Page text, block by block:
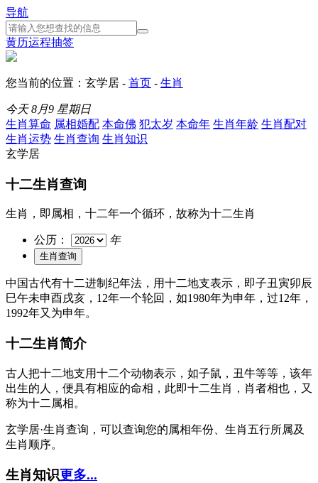
导航
黄历运程抽签
您当前的位置：玄学居 - 首页 - 生肖
今天8月9 星期日
生肖算命 属相婚配 本命佛 犯太岁 本命年 生肖年龄 生肖配对
生肖运势 生肖查询 生肖知识
玄学居
十二生肖查询
生肖，即属相，十二年一个循环，故称为十二生肖
公历： 年
中国古代有十二进制纪年法，用十二地支表示，即子丑寅卯辰
巳午未申酉戌亥，12年一个轮回，如1980年为申年，过12年，
1992年又为申年。
十二生肖简介
古人把十二地支用十二个动物表示，如子鼠，丑牛等等，该年
出生的人，便具有相应的命相，此即十二生肖，肖者相也，又
称为十二属相。
玄学居·生肖查询，可以查询您的属相年份、生肖五行所属及
生肖顺序。
生肖知识更多...